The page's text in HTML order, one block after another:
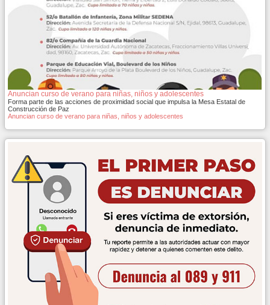
Anuncian curso de verano para niñas, niños y adolescentes
Forma parte de las acciones de proximidad social que impulsa la Mesa Estatal de
Construcción de Paz
Anuncian curso de verano para niñas, niños y adolescentes